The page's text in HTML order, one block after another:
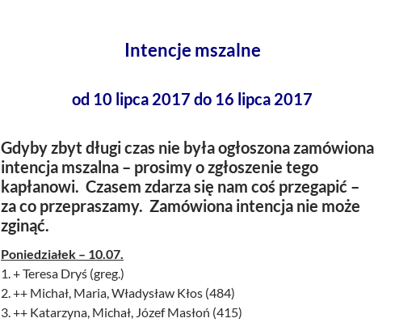
Intencje mszalne
od 10 lipca 2017 do 16 lipca 2017
Gdyby zbyt długi czas nie była ogłoszona zamówiona
intencja mszalna – prosimy o zgłoszenie tego
kapłanowi. Czasem zdarza się nam coś przegapić –
za co przepraszamy. Zamówiona intencja nie może
zginąć.
Poniedziałek – 10.07.
1. + Teresa Dryś (greg.)
2. ++ Michał, Maria, Władysław Kłos (484)
3. ++ Katarzyna, Michał, Józef Masłoń (415)